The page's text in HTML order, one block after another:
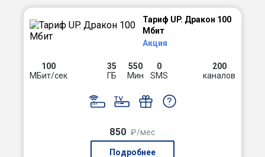
Тариф UP. Дракон 100
Мбит
Акция
100
МБит/сек
35
ГБ
550
Мин
0
SMS
200
каналов
850 ₽/мес
Подробнее